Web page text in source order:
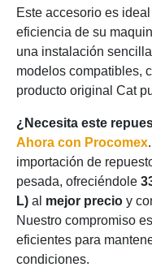
Este accesorio es
eficiencia de su
una instalación
modelos compatibles,
producto original Cat
¿Necesita este
Ahora con Procomex
importación de
pesada, ofreciéndole
L) al mejor precio y
Nuestro compromiso
eficientes para
condiciones.